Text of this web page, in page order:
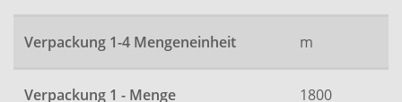
Verpackung 1-4 Mengeneinheit m
Verpackung 1 - Menge 1800